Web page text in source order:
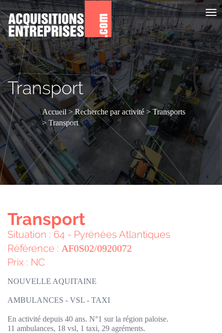
le
Transport
Accueil Recherche par activité
Transports
Transport
Transport
Situation : 64 - Pyrénées Atlantiques
Référence : AF0S02/0920072
Prix : NC
NOUVELLE AQUITAINE
AMBULANCES - VSL - TAXI
En activité depuis 40 ans. N°1 sur la région paloise.
11 ambulances, 18 vsl, 1 taxi, 29 agréments.